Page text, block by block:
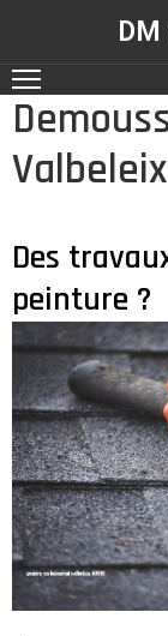
ACCUEIL
NOS
RÉALISATIONS
SERVICES
CONTACT
Des
peinture ?